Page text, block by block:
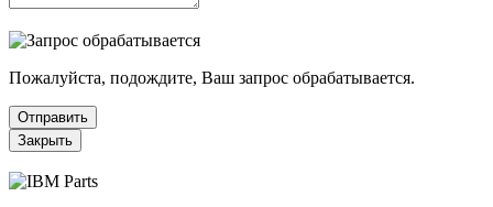
Пожалуйста, подождите, Ваш запрос обрабатывается.
Отправить
Закрыть